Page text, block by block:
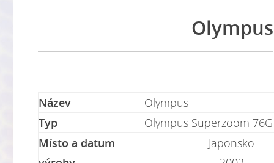
Název
Olympus
Typ
Olympus Superzoom 76G
Místo a datum
Japonsko